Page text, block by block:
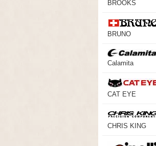
BROOKS
BRUNO
Calamita
CAT EYE
CHRIS KING